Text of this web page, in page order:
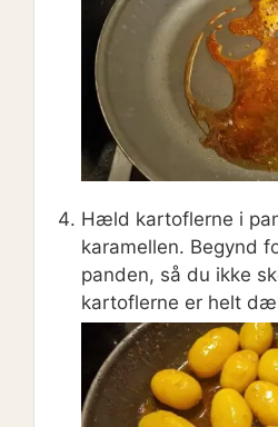
Hæld kartoflerne i
karamellen. Begynd
panden, så du ikke
kartoflerne er helt